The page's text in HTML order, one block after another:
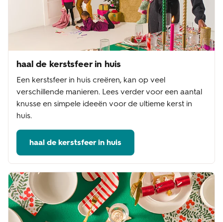
haal de kerstsfeer in huis
Een kerstsfeer in huis creëren, kan op veel
verschillende manieren. Lees verder voor een aantal
knusse en simpele ideeën voor de ultieme kerst in
huis.
haal de kerstsfeer in huis